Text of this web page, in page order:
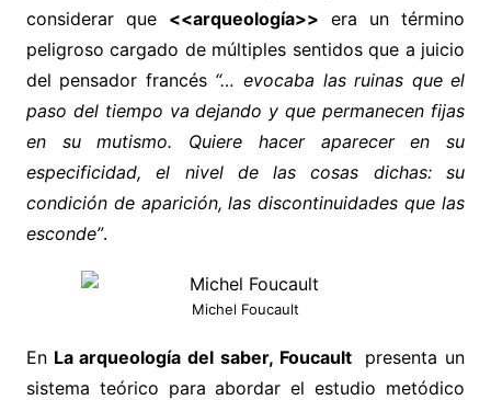
considerar que <<arqueología>> era un término
peligroso cargado de múltiples sentidos que a juicio
del pensador francés “… evocaba las ruinas que el
paso del tiempo va dejando y que permanecen fijas
en su mutismo. Quiere hacer aparecer en su
especificidad, el nivel de las cosas dichas: su
condición de aparición, las discontinuidades que las
esconde”.
Michel Foucault
EnLa arqueología del saber, Foucault
presenta un
sistema teórico para abordar el estudio metódico